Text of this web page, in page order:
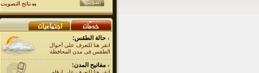
نتائج التصويت
حالة الطقس:
انقر هنا للتعرف على أحوال
الطقس فى مدن المحافظة
مفاتيح المدن: